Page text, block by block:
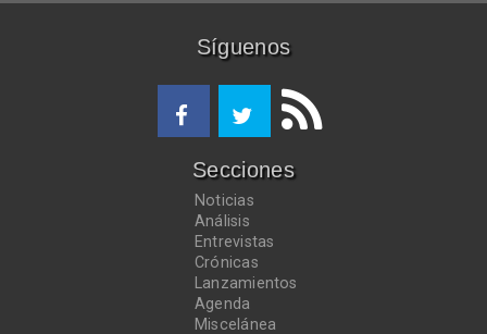
Síguenos
Secciones
Noticias
Análisis
Entrevistas
Crónicas
Lanzamientos
Agenda
Miscelánea